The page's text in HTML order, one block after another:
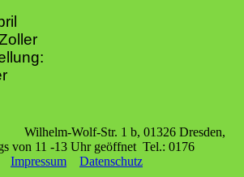
Wilhelm-Wolf-Str. 1 b, 01326 Dresden,
von 11 -13 Uhr geöffnet Tel.: 0176
Impressum Datenschutz